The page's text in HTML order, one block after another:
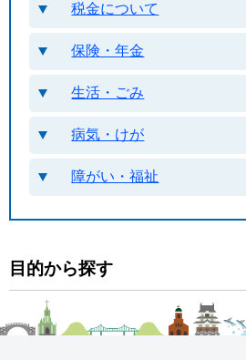
目的から探す
税金について
保険・年金
生活・ごみ
病気・けが
障がい・福祉